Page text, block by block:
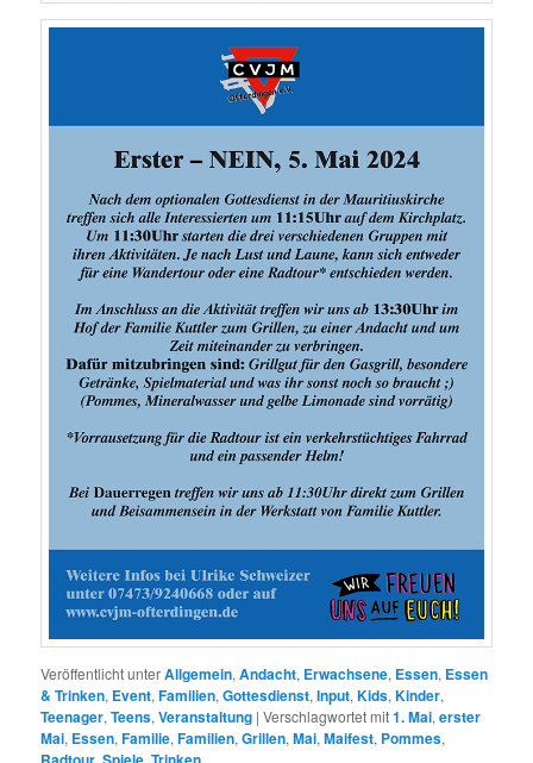
Veröffentlicht unterAllgemein,Andacht, Erwachsene, Essen, Essen
& Trinken, Event,Familien,Gottesdienst,Input,Kids,Kinder,
Teenager,Teens,Veranstaltung |Verschlagwortet mit1. Mai,erster
Mai, Essen,Familie,Familien,Grillen,Mai,Maifest, Pommes,
, ,